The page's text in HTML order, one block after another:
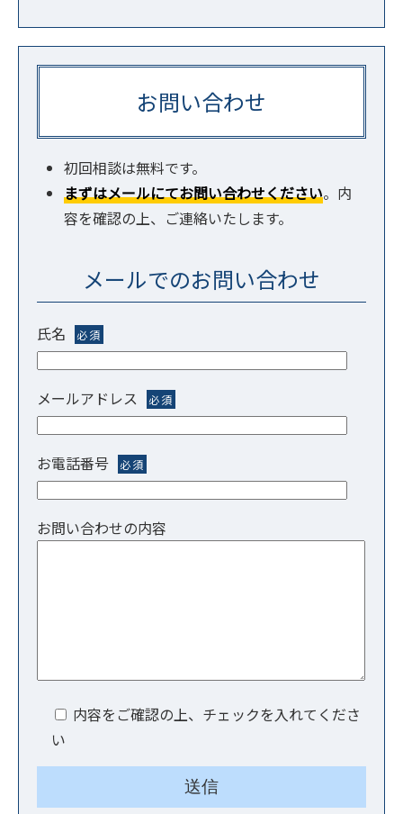
お問い合わせ
初回相談は無料です。
まずはメールにてお問い合わせください。内
容を確認の上、ご連絡いたします。
メールでのお問い合わせ
氏名 必須
メールアドレス 必須
お電話番号 必須
お問い合わせの内容
内容をご確認の上、チェックを入れてくださ
い